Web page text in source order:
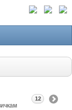
12